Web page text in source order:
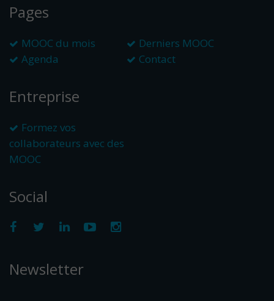
Pages
MOOC du mois
Derniers MOOC
Agenda
Contact
Entreprise
Formez vos
collaborateurs avec des
MOOC
Social
Newsletter